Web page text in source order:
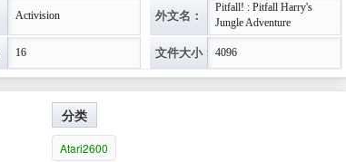
Activision 外文名：
Pitfall! : Pitfall Harry's
Jungle Adventure
16 文件大小： 4096
分类
Atari2600